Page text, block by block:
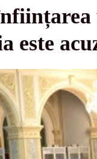
este